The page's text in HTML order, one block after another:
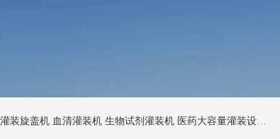
装旋盖机 血清灌装机 生物试剂灌装机 医药大容量灌装设备